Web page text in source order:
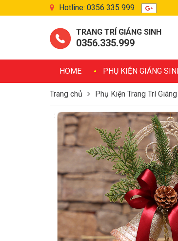
Hotline: 0356 335 999
TRANG TRÍ GIÁNG SINH
0356.335.999
HOME PHỤ KIỆN GIÁNG
Trang chủ Phụ Kiện Trang Trí
Chuông Xoắn Màu Đồng Trang Trí